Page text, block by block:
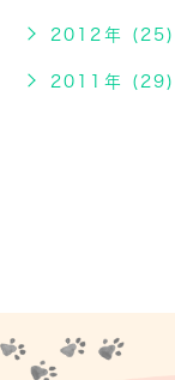
2012年 (25)
2011年 (29)